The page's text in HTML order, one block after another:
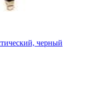
черный